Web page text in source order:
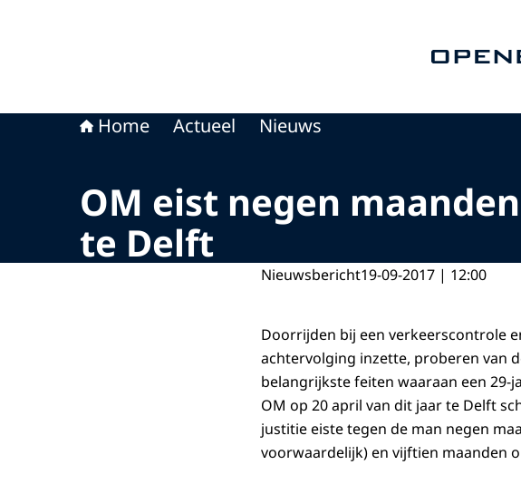
Home Actueel Nieuws
OM eist negen
te Delft
Nieuwsbericht19-09-2017 | 12:00
Doorrijden bij een verkeerscontrole
achtervolging inzette, proberen van
belangrijkste feiten waaraan een
OM op 20 april van dit jaar te Delft
justitie eiste tegen de man negen
voorwaardelijk) en vijftien maanden